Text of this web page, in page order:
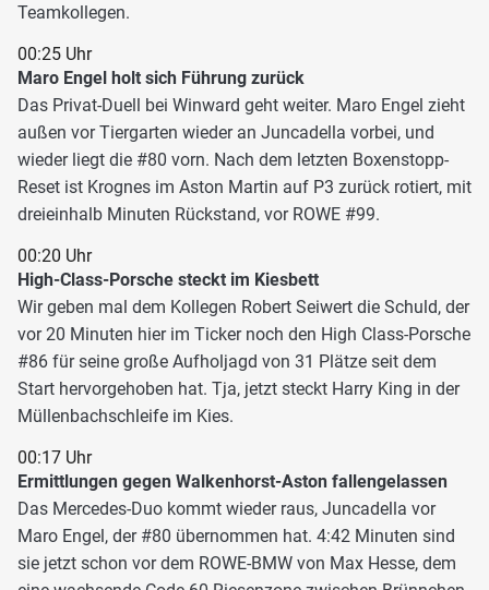
Teamkollegen.
00:25 Uhr
Maro Engel holt sich Führung zurück
Das Privat-Duell bei Winward geht weiter. Maro Engel zieht
außen vor Tiergarten wieder an Juncadella vorbei, und
wieder liegt die #80 vorn. Nach dem letzten Boxenstopp-
Reset ist Krognes im Aston Martin auf P3 zurück rotiert, mit
dreieinhalb Minuten Rückstand, vor ROWE #99.
00:20 Uhr
High-Class-Porsche steckt im Kiesbett
Wir geben mal dem Kollegen Robert Seiwert die Schuld, der
vor 20 Minuten hier im Ticker noch den High Class-Porsche
#86 für seine große Aufholjagd von 31 Plätze seit dem
Start hervorgehoben hat. Tja, jetzt steckt Harry King in der
Müllenbachschleife im Kies.
00:17 Uhr
Ermittlungen gegen Walkenhorst-Aston fallengelassen
Das Mercedes-Duo kommt wieder raus, Juncadella vor
Maro Engel, der #80 übernommen hat. 4:42 Minuten sind
sie jetzt schon vor dem ROWE-BMW von Max Hesse, dem